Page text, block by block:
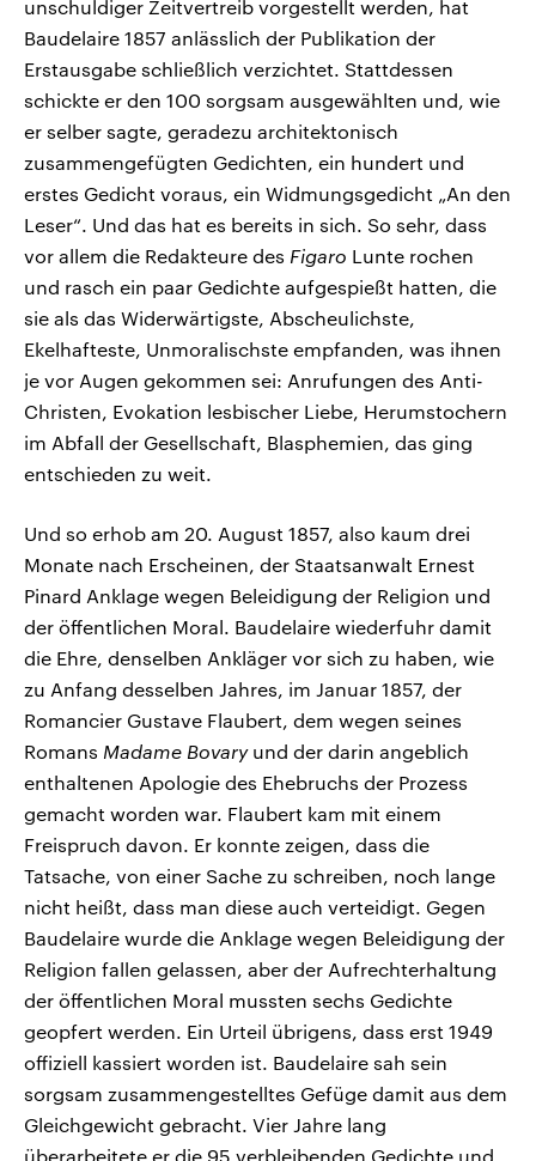
unschuldiger Zeitvertreib vorgestellt werden, hat
Baudelaire 1857 anlässlich der Publikation der
Erstausgabe schließlich verzichtet. Stattdessen
schickte er den 100 sorgsam ausgewählten und, wie
er selber sagte, geradezu architektonisch
zusammengefügten Gedichten, ein hundert und
erstes Gedicht voraus, ein Widmungsgedicht „An den
Leser“. Und das hat es bereits in sich. So sehr, dass
vor allem die Redakteure des Figaro Lunte rochen
und rasch ein paar Gedichte aufgespießt hatten, die
sie als das Widerwärtigste, Abscheulichste,
Ekelhafteste, Unmoralischste empfanden, was ihnen
je vor Augen gekommen sei: Anrufungen des Anti-
Christen, Evokation lesbischer Liebe, Herumstochern
im Abfall der Gesellschaft, Blasphemien, das ging
entschieden zu weit.
Und so erhob am 20. August 1857, also kaum drei
Monate nach Erscheinen, der Staatsanwalt Ernest
Pinard Anklage wegen Beleidigung der Religion und
der öffentlichen Moral. Baudelaire wiederfuhr damit
die Ehre, denselben Ankläger vor sich zu haben, wie
zu Anfang desselben Jahres, im Januar 1857, der
Romancier Gustave Flaubert, dem wegen seines
Romans Madame Bovaryund der darin angeblich
enthaltenen Apologie des Ehebruchs der Prozess
gemacht worden war. Flaubert kam mit einem
Freispruch davon. Er konnte zeigen, dass die
Tatsache, von einer Sache zu schreiben, noch lange
nicht heißt, dass man diese auch verteidigt. Gegen
Baudelaire wurde die Anklage wegen Beleidigung der
Religion fallen gelassen, aber der Aufrechterhaltung
der öffentlichen Moral mussten sechs Gedichte
geopfert werden. Ein Urteil übrigens, dass erst 1949
offiziell kassiert worden ist. Baudelaire sah sein
sorgsam zusammengestelltes Gefüge damit aus dem
Gleichgewicht gebracht. Vier Jahre lang
überarbeitete er die 95 verbleibenden Gedichte und